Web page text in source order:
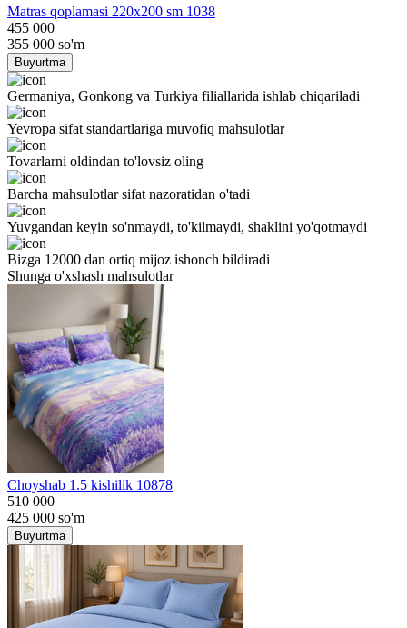
Matras qoplamasi 220x200 sm 1038
455 000
355 000 so'm
Buyurtma
Germaniya, Gonkong va Turkiya filiallarida ishlab chiqariladi
Yevropa sifat standartlariga muvofiq mahsulotlar
Tovarlarni oldindan to'lovsiz oling
Barcha mahsulotlar sifat nazoratidan o'tadi
Yuvgandan keyin so'nmaydi, to'kilmaydi, shaklini yo'qotmaydi
Bizga 12000 dan ortiq mijoz ishonch bildiradi
Shunga o'xshash mahsulotlar
Choyshab 1.5 kishilik 10878
510 000
425 000 so'm
Buyurtma